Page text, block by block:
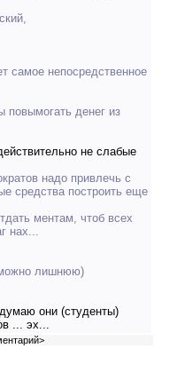
самое непосредственное
повымогать денег из
не слабые
надо привлечь с
средства построить еще
ментам, чтоб всех
нах...
лишнюю)
они (студенты)
... эх...
>